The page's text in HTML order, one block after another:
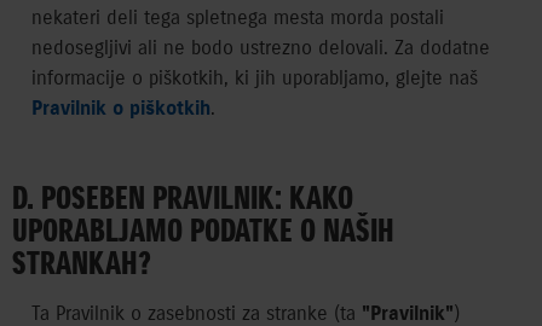
nekateri deli tega spletnega mesta morda postali
nedosegljivi ali ne bodo ustrezno delovali. Za dodatne
informacije o piškotkih, ki jih uporabljamo, glejte naš
Pravilnik o piškotkih.
D. POSEBEN PRAVILNIK: KAKO
UPORABLJAMO PODATKE O NAŠIH
STRANKAH?
Ta Pravilnik o zasebnosti za stranke (ta "Pravilnik")